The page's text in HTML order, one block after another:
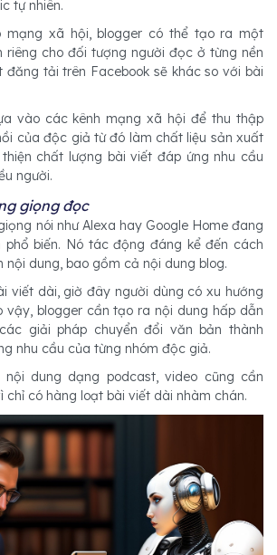
tự nhiên.
mạng xã hội, blogger có thể tạo ra một
riêng cho đối tượng người đọc ở từng nền
đăng tải trên Facebook sẽ khác so với bài
vào các kênh mạng xã hội để thu thập
của độc giả từ đó làm chất liệu sản xuất
chất lượng bài viết đáp ứng nhu cầu
người.
giọng đọc
nói như Alexa hay Google Home đang
biến. Nó tác động đáng kể đến cách
nội dung, bao gồm cả nội dung blog.
viết dài, giờ đây người dùng có xu hướng
vậy, blogger cần tạo ra nội dung hấp dẫn
giải pháp chuyển đổi văn bản thành
nhu cầu của từng nhóm độc giả.
dung dạng podcast, video cũng cần
chỉ có hàng loạt bài viết dài nhàm chán.